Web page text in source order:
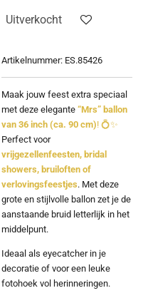
Uitverkocht
Artikelnummer: ES.85426
Maak jouw feest extra speciaal
met deze elegante “Mrs” ballon
van 36 inch (ca. 90 cm)! 💍✨
Perfect voor
vrijgezellenfeesten, bridal
showers, bruiloften of
verlovingsfeestjes. Met deze
grote en stijlvolle ballon zet je de
aanstaande bruid letterlijk in het
middelpunt.
Ideaal als eyecatcher in je
decoratie of voor een leuke
fotohoek vol herinneringen.